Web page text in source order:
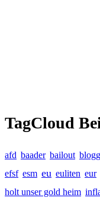
TagCloud
afd baader bailout
efsf esm eu euliten eur
holt unser gold heim